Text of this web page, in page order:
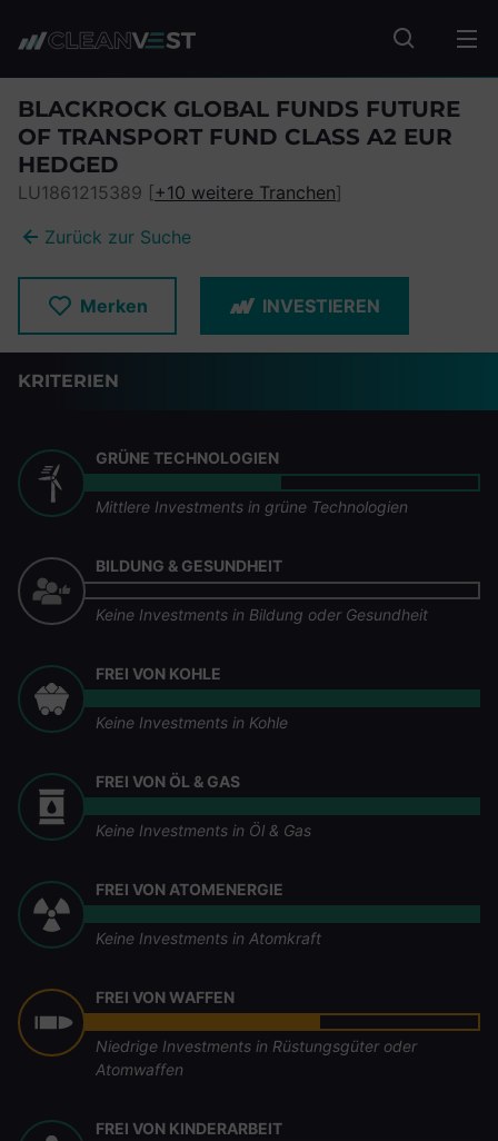
Fonds
BLACKROCK GLOBAL FUNDS FUTURE
OF TRANSPORT FUND CLASS A2 EUR
HEDGED
LU1861215389 [+10 weitere Tranchen]
Zurück zur Suche
Merken INVESTIEREN
KRITERIEN
GRÜNE TECHNOLOGIEN
Mittlere Investments in grüne Technologien
BILDUNG & GESUNDHEIT
Keine Investments in Bildung oder Gesundheit
FREI VON KOHLE
Keine Investments in Kohle
FREI VON ÖL & GAS
Keine Investments in Öl & Gas
FREI VON ATOMENERGIE
Keine Investments in Atomkraft
FREI VON WAFFEN
Niedrige Investments in Rüstungsgüter oder
Atomwaffen
FREI VON KINDERARBEIT